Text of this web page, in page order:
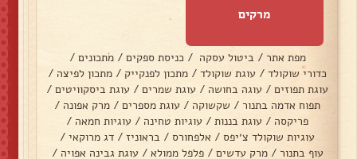
מרקים
מפת אתר / ביטול עסקה / כניסת ספקים / מתכונים /
כדורי שוקולד / עוגת שוקולד / מתכון לפנקייק / מתכון לפיצה /
עוגת תפוזים / עוגה בחושה / עוגת שמרים / עוגת ביסקוויטים /
תפוח אדמה בתנור / שקשוקה / עוגת מספרים / מרק אפונה /
פריקסה / עוגת בננות / עוגיות טחינה / עוגיות חמאה /
עוגיות שוקולד צ׳יפס / אלפחורס / בראוניז / דג מרוקאי /
עוף בתנור / מרק עדשים / פלפל ממולא / עוגת גבינה אפויה /